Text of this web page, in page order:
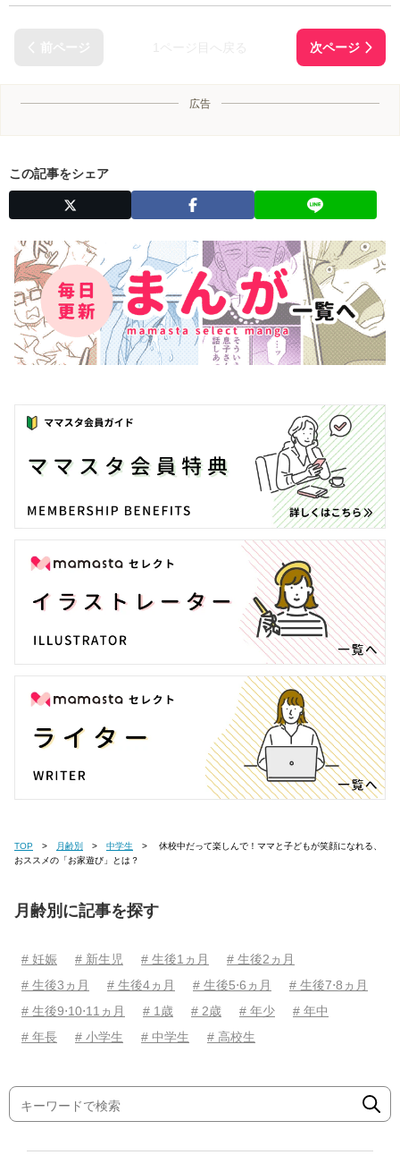
広告
この記事をシェア
TOP 月齢別 中学生
おススメの「お家遊び」とは？
月齢別に記事を探す
# 妊娠 # 新生児 # 生後1ヵ月
# 生後2ヵ月
# 生後3ヵ月
# 生後4ヵ月 # 生後5⋅6ヵ月
# 生後7⋅8ヵ月
# 生後9⋅10⋅11ヵ月
# 1歳 # 2歳 # 年少
# 年中
# 年長
# 小学生 # 中学生 # 高校生